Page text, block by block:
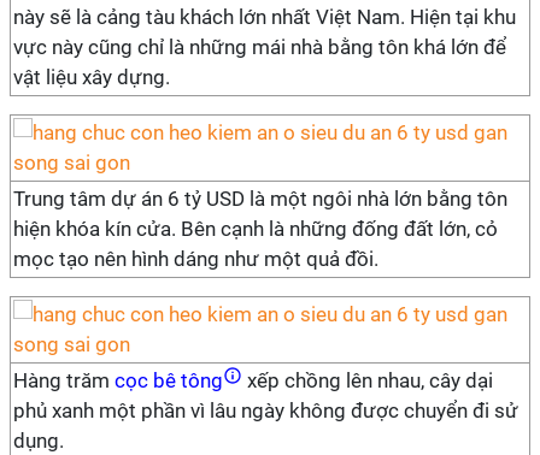
này sẽ là cảng tàu khách lớn nhất Việt Nam. Hiện tại khu
vực này cũng chỉ là những mái nhà bằng tôn khá lớn để
vật liệu xây dựng.
Trung tâm dự án 6 tỷ USD là một ngôi nhà lớn bằng tôn
hiện khóa kín cửa. Bên cạnh là những đống đất lớn, cỏ
mọc tạo nên hình dáng như một quả đồi.
Hàng trăm cọc bê tông
xếp chồng lên nhau, cây dại
phủ xanh một phần vì lâu ngày không được chuyển đi sử
dụng.